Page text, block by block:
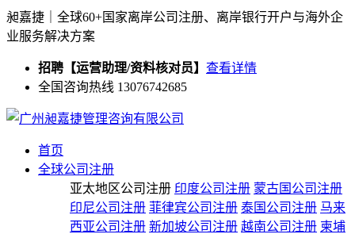
昶嘉捷｜全球60+国家离岸公司注册、离岸银行开户与海外企
业服务解决方案
招聘【运营助理/资料核对员】 查看详情
全国咨询热线 13076742685
首页
全球公司注册
亚太地区公司注册 印度公司注册 蒙古国公司注册
印尼公司注册 菲律宾公司注册 泰国公司注册 马来
西亚公司注册 新加坡公司注册 越南公司注册 柬埔